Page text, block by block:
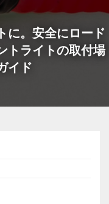
に。安全にロード
トライトの取付場
イド